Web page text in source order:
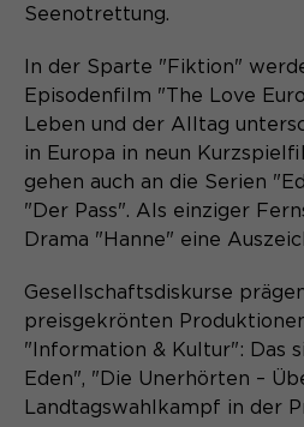
Zweck
Dieser Cookie
angemeldet ist
diese zu
Name cookie_optin
Laufzeit 1 Monat
Zweck
Speichert den
Benutzers für
Laufzeit Sitzung
Zweck
Temporäre
Seenotrettung.
In der Sparte "Fiktion"
Episodenfilm "The Love
Leben und der Alltag
in Europa in neun
gehen auch an die Serien
"Der Pass". Als einziger
Drama "Hanne" eine
Gesellschaftsdiskurse
preisgekrönten
"Information & Kultur": Das
Eden", "Die Unerhörten –
Landtagswahlkampf in der